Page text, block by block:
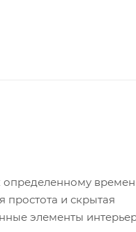
определенному
простота и скрытая
элементы